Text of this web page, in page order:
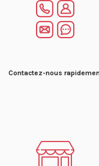
Contactez-nous